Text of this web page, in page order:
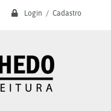
Login / Cadastro